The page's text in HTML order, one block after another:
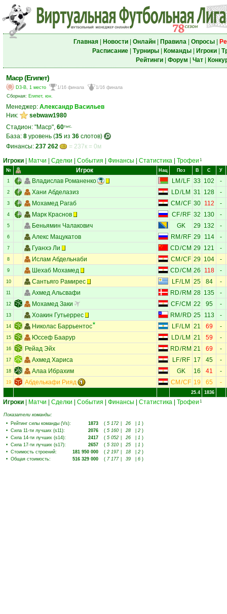
Главная| Новости| Онлайн| Правила| Опросы|
Расписание| Турниры| Команды| Игроки|
Рейтинги| Форум Чат|
Маср (Египет)
D3-B, 1 место 1/16 финала
1/16 финала
Сборная: Египет, юн.
Менеджер: Александр Васильев
Ник:
sebwaw1980
Стадион: "Маср", 60тыс.
База: 8 уровень (35 из 36 слотов)
Финансы: 237 262
= 237к = 0м
Игроки
Матчи Сделки События Финансы Статистика Трофеи 1
№ Игрок Нац Поз В С У
1 Владислав Романенко LM / LF 33 102 -
2 Хани Абделазиз LD/ LM 31 128 -
3 Мохамед Рагаб CM /CF 30 112 -
4 Марк Краснов CF/RF 32 130 -
5 Беньямин Чалакович GK 29 132 -
6 Алекс Мацукатов RM / RF 29 114 -
7 Гуанхэ Ли CD/CM 29 121 -
8 Ислам Абдельнаби CM /CF 29 104 -
9 Шехаб Мохамед CD/CM 26 118 -
10 Сантьяго Рамирес LF/ LM 25 84 -
11 Ахмед Альсвафи RD/ RM 28 135 -
12 Мохамед Заки CF/CM 22 95 -
13 Хоакин Гутьеррес RM / RD 25 113 -
14 Николас Баррьентос LF/ LM 21 69 -
15 Юссеф Баарур LD/ LM 21 59 -
16 Рейад Эйх RD/ RM 21 69 -
17 Ахмед Хариса LF/RF 17 45 -
18 Алаа Ибрахим GK 16 41 -
19 Абделькафи Рияд CM /CF 19 65 -
25.4 1836
Игроки Матчи Сделки События Финансы Статистика Трофеи 1
Показатели команды:
• Рейтинг силы команды (Vs): 1873 ( 5 172 26 1 )
• Сила 11-ти лучших (s11): 2076 ( 5 160 28 2 )
• Сила 14-ти лучших (s14): 2417 ( 5 052 26 1 )
• Сила 17-ти лучших (s17): 2657 ( 5 310 25 1 )
• Стоимость строений: 181 950 000 ( 2 197 18 2 )
• Общая стоимость: 516 329 000 ( 7 177 39 6 )